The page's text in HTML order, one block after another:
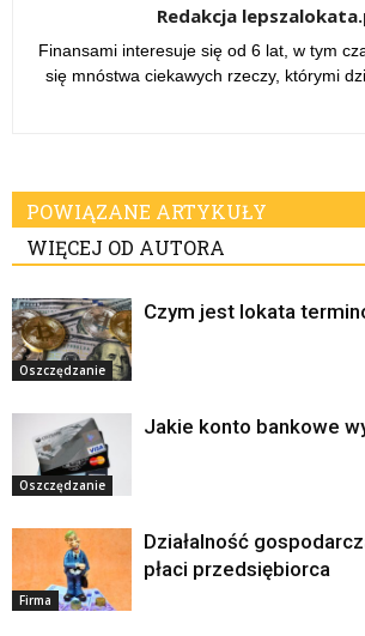
Redakcja
Finansami interesuje się od 6 lat, w tym
się mnóstwa ciekawych rzeczy, którymi
POWIĄZANE ARTYKUŁY
WIĘCEJ OD AUTORA
Oszczędzanie
Czym jest lokata
Oszczędzanie
Jakie konto bankowe
Firma
Działalność
płaci przedsiębiorca